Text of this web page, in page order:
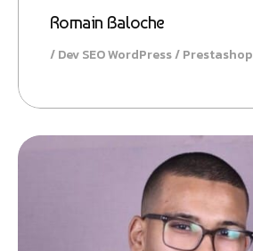
Romain Baloche
Dev SEO WordPress / Prestashop